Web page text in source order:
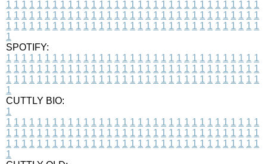
1 1 1 1 1 1 1 1 1 1 1 1 1 1 1 1 1 1 1 1 1 1 1 1 1 1 1 1 1 1 1 1 1
1 1 1 1 1 1 1 1 1 1 1 1 1 1 1 1 1 1 1 1 1 1 1 1 1 1 1 1 1 1 1 1 1
1 1 1 1 1 1 1 1 1 1 1 1 1 1 1 1 1 1 1 1 1 1 1 1 1 1 1 1 1 1 1 1 1
1
SPOTIFY:
1 1 1 1 1 1 1 1 1 1 1 1 1 1 1 1 1 1 1 1 1 1 1 1 1 1 1 1 1 1 1 1 1
1 1 1 1 1 1 1 1 1 1 1 1 1 1 1 1 1 1 1 1 1 1 1 1 1 1 1 1 1 1 1 1 1
1 1 1 1 1 1 1 1 1 1 1 1 1 1 1 1 1 1 1 1 1 1 1 1 1 1 1 1 1 1 1 1 1
1
CUTTLY BIO:
1
1 1 1 1 1 1 1 1 1 1 1 1 1 1 1 1 1 1 1 1 1 1 1 1 1 1 1 1 1 1 1 1 1
1 1 1 1 1 1 1 1 1 1 1 1 1 1 1 1 1 1 1 1 1 1 1 1 1 1 1 1 1 1 1 1 1
1 1 1 1 1 1 1 1 1 1 1 1 1 1 1 1 1 1 1 1 1 1 1 1 1 1 1 1 1 1 1 1 1
1